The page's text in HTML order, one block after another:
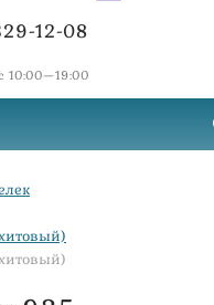
12-08
10:00—19:00